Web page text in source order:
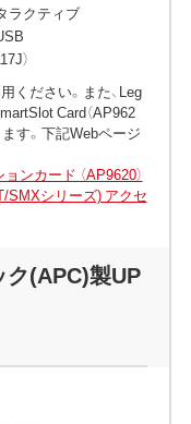
ラクティブ
）
ください。また、Leg
Card（AP962
ます。下記Webページ
ンカード （AP9620）
SMXシリーズ) アクセ
(APC)製UP